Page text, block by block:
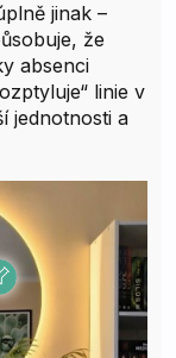
jinak –
že
absenci
linie v
jednotnosti a